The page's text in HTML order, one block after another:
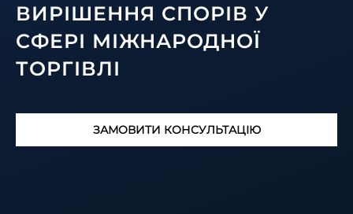
ВИРІШЕННЯ СПОРІВ У
СФЕРІ МІЖНАРОДНОЇ
ТОРГІВЛІ
ЗАМОВИТИ КОНСУЛЬТАЦІЮ